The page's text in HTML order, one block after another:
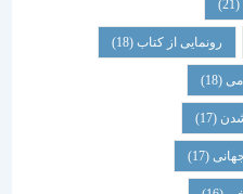
از کتاب (18)